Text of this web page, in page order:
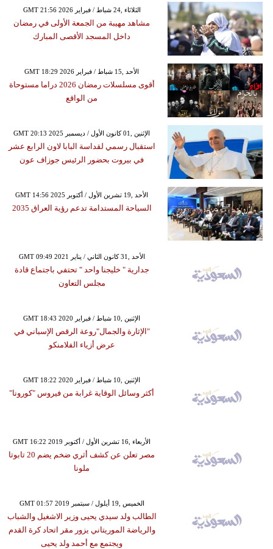
GMT 21:56 2026 الثلاثاء ,24 شباط / فبراير
مشاهد مهيبة من الجمعة الأولى في رمضان
داخل المسجد الأقصى المبارك
GMT 18:29 2026 الأحد ,15 شباط / فبراير
أقوى مسلسلات رمضان 2026 دراما مستوحاة
من الواقع
GMT 20:13 2025 الإثنين ,01 كانون الأول / ديسمبر
استقبال رسمي لقداسة البابا لاون الرابع عشر
في بيروت بحضور الرئيس جوزاف عون
GMT 14:56 2025 الأحد ,19 تشرين الأول / أكتوبر
السياحة المستدامة تدعم رؤية العراق 2035
GMT 09:49 2021 الأحد ,31 كانون الثاني / يناير
جدارية " خليجنا واحد " تحتفي باجتماع قادة
مجلس التعاون
GMT 18:43 2020 الإثنين ,10 شباط / فبراير
"الإثارة والجمال"روعة الرقص الإسباني في
عرض أزياء الفلامنكو
GMT 18:22 2020 الإثنين ,10 شباط / فبراير
أكثر وسائل الوقاية غرابة من فيروس "كورونا"
GMT 16:22 2019 الأربعاء ,16 تشرين الأول / أكتوبر
مصر تعلن عن كشف أثري ضخم يضم 20 تابوتا
ملونا
GMT 01:57 2019 الخميس ,19 أيلول / سبتمبر
الطالب ولد سيدي يحيى وزير الاشغيل والشباب
والرياضة الموريتاني يزور مقر اتحاد كرة القدم
ويجتمع مع أحمد ولد يحيى